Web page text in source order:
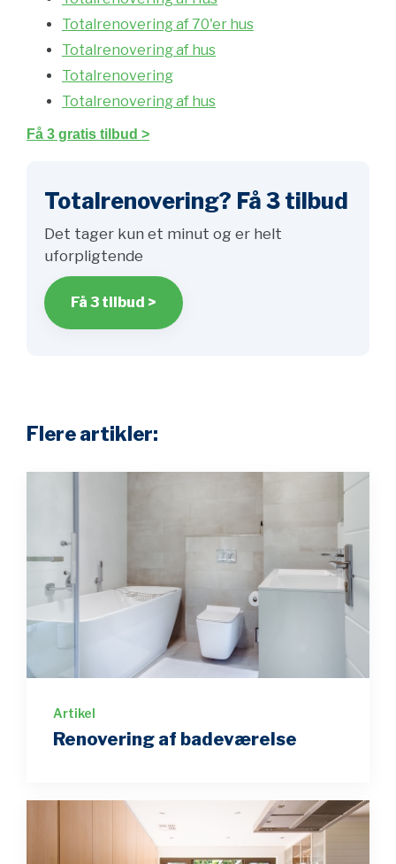
Totalrenovering af 70'er hus
Totalrenovering af hus
Totalrenovering
Totalrenovering af hus
Få 3 gratis tilbud >
Totalrenovering? Få 3 tilbud
Det tager kun et minut og er helt
uforpligtende
Få 3 tilbud >
Flere artikler:
Artikel
Renovering af badeværelse